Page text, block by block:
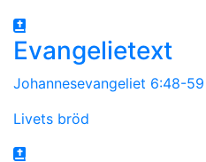
Evangelietext
Johannesevangeliet 6:48-59
Livets bröd